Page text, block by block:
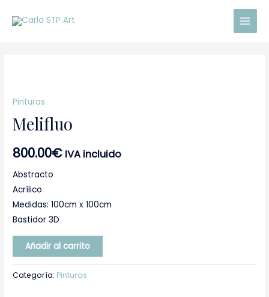
Main
Pinturas
Melifluo
800.00€ IVA incluido
Abstracto
Acrílico
Medidas: 100cm x 100cm
Bastidor 3D
Añadir al carrito
Categoría: Pinturas